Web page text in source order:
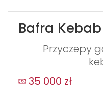
Bafra Kebab
Przyczepy
35 000 zł